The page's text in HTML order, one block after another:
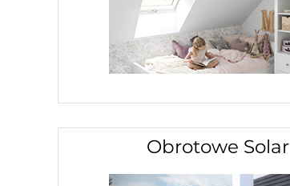
Obrotowe Solar